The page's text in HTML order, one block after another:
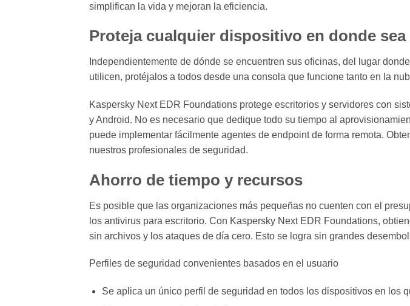
simplifican la vida y mejoran la eficiencia.
Proteja cualquier dispositivo en donde sea
Independientemente de dónde se encuentren sus oficinas, del lugar
utilicen, protéjalos a todos desde una consola que funcione tanto en la
Kaspersky Next EDR Foundations protege escritorios y servidores con
y Android. No es necesario que dedique todo su tiempo al
puede implementar fácilmente agentes de endpoint de forma remota.
nuestros profesionales de seguridad.
Ahorro de tiempo y recursos
Es posible que las organizaciones más pequeñas no cuenten con el
los antivirus para escritorio. Con Kaspersky Next EDR Foundations,
sin archivos y los ataques de día cero. Esto se logra sin grandes
Perfiles de seguridad convenientes basados en el usuario
Se aplica un único perfil de seguridad en todos los dispositivos en los